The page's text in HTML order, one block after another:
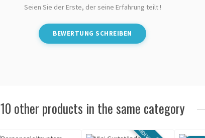
Seien Sie der Erste, der seine Erfahrung teilt !
BEWERTUNG SCHREIBEN
10 other products in the same category